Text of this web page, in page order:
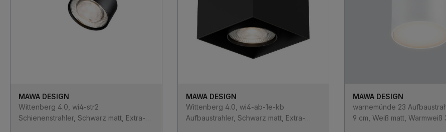
MAWA DESIGN
Wittenberg 4.0, wi4-str2
Schienenstrahler, Schwarz matt, Extra-
MAWA DESIGN
Wittenberg 4.0, wi4-ab-1e-kb
Aufbaustrahler, Schwarz matt, Extra-
MAWA DESIGN
warnemünde 23
9 cm, Weiß matt, Warmweiß